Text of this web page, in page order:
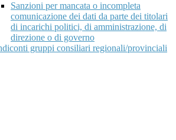
Sanzioni per mancata o incompleta
comunicazione dei dati da parte dei titolari
di incarichi politici, di amministrazione, di
direzione o di governo
gruppi consiliari regionali/provinciali